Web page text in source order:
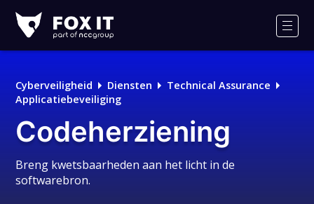
IT
Logo
Cyberveiligheid Diensten
Technical Assurance
Applicatiebeveiliging
Codeherziening
Breng kwetsbaarheden aan het licht in de
softwarebron.